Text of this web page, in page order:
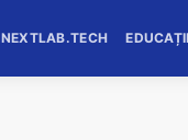
NEXTLAB.TECH